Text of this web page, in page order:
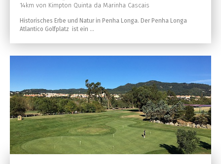
14km von Kimpton Quinta da Marinha Cascais
Historisches Erbe und Natur in Penha Longa. Der Penha Longa
Atlantico Golfplatz ist ein ...